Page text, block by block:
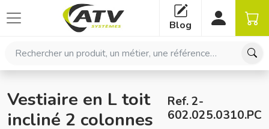
Rechercher un produit, un métier, une référence…
Blog
Vestiaire en L toit
incliné 2 colonnes
Ref. 2-
602.025.0310.PC
Panneau de gestion des cookies